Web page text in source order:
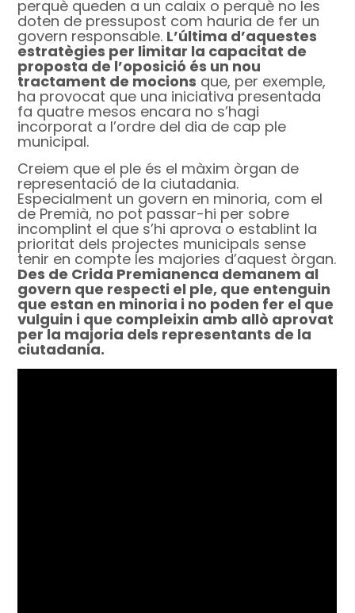
perquè queden a un calaix o perquè no les
doten de pressupost com hauria de fer un
govern responsable. L’última d’aquestes
estratègies per limitar la capacitat de
proposta de l’oposició és un nou
tractament de mocions que, per exemple,
ha provocat que una iniciativa presentada
fa quatre mesos encara no s’hagi
incorporat a l’ordre del dia de cap ple
municipal.
Creiem que el ple és el màxim òrgan de
representació de la ciutadania.
Especialment un govern en minoria, com el
de Premià, no pot passar-hi per sobre
incomplint el que s’hi aprova o establint la
prioritat dels projectes municipals sense
tenir en compte les majories d’aquest òrgan.
Des de Crida Premianenca demanem al
govern que respecti el ple, que entenguin
que estan en minoria i no poden fer el que
vulguin i que compleixin amb allò aprovat
per la majoria dels representants de la
ciutadania.